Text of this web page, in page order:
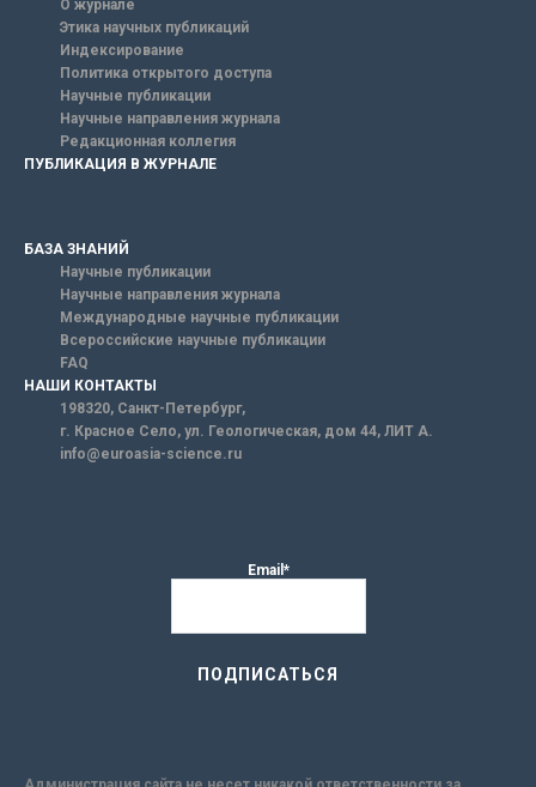
О журнале
Этика научных публикаций
Индексирование
Политика открытого доступа
Научные публикации
Научные направления журнала
Редакционная коллегия
ПУБЛИКАЦИЯ В ЖУРНАЛЕ
БАЗА ЗНАНИЙ
Научные публикации
Научные направления журнала
Международные научные публикации
Всероссийские научные публикации
FAQ
НАШИ КОНТАКТЫ
198320, Санкт-Петербург,
г. Красное Село, ул. Геологическая, дом 44, ЛИТ А.
info@euroasia-science.ru
Email*